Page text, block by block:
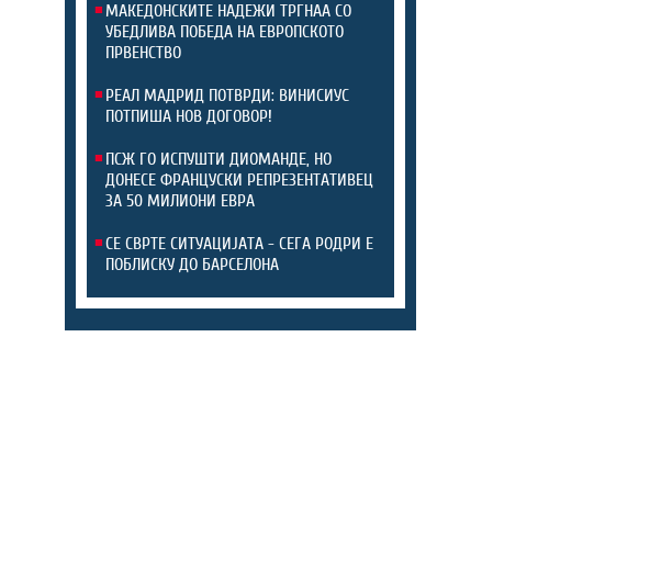
МАКЕДОНСКИТЕ НАДЕЖИ ТРГНАА СО
УБЕДЛИВА ПОБЕДА НА ЕВРОПСКОТО
ПРВЕНСТВО
РЕАЛ МАДРИД ПОТВРДИ: ВИНИСИУС
ПОТПИША НОВ ДОГОВОР!
ПСЖ ГО ИСПУШТИ ДИОМАНДЕ, НО
ДОНЕСЕ ФРАНЦУСКИ РЕПРЕЗЕНТАТИВЕЦ
ЗА 50 МИЛИОНИ ЕВРА
СЕ СВРТЕ СИТУАЦИЈАТА - СЕГА РОДРИ Е
ПОБЛИСКУ ДО БАРСЕЛОНА